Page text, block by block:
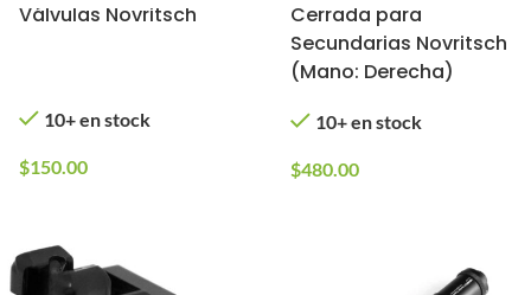
Válvulas Novritsch
10+ en stock
$150.00
Cerrada para
Secundarias Novritsch
(Mano: Derecha)
10+ en stock
$480.00